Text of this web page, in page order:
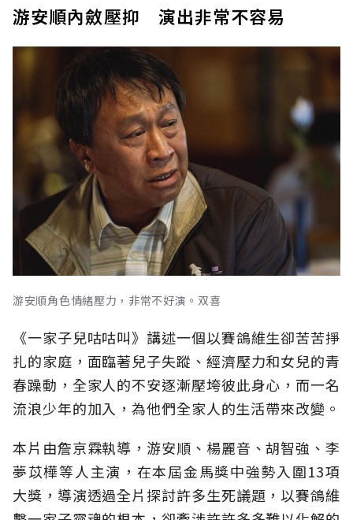
游安順內斂壓抑 演出非常不容易
游安順角色情緒壓力，非常不好演。双喜
《一家子兒咕咕叫》講述一個以賽鴿維生卻苦苦掙
扎的家庭，面臨著兒子失蹤、經濟壓力和女兒的青
春躁動，全家人的不安逐漸壓垮彼此身心，而一名
流浪少年的加入，為他們全家人的生活帶來改變。
本片由詹京霖執導，游安順、楊麗音、胡智強、李
夢苡樺等人主演，在本屆金馬獎中強勢入圍13項
大獎，導演透過全片探討許多生死議題，以賽鴿維